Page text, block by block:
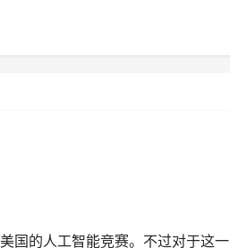
国的人工智能竞赛。不过对于这一